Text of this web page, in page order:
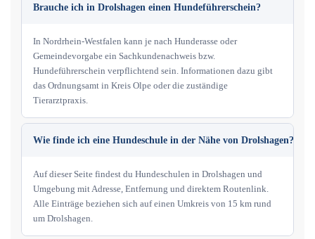
Brauche ich in Drolshagen einen Hundeführerschein?
In Nordrhein-Westfalen kann je nach Hunderasse oder
Gemeindevorgabe ein Sachkundenachweis bzw.
Hundeführerschein verpflichtend sein. Informationen dazu gibt
das Ordnungsamt in Kreis Olpe oder die zuständige
Tierarztpraxis.
Wie finde ich eine Hundeschule in der Nähe von Drolshagen?
Auf dieser Seite findest du Hundeschulen in Drolshagen und
Umgebung mit Adresse, Entfernung und direktem Routenlink.
Alle Einträge beziehen sich auf einen Umkreis von 15 km rund
um Drolshagen.